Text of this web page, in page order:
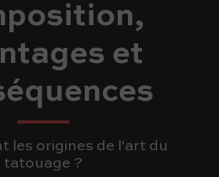
et
les origines de l'art du
tatouage ?